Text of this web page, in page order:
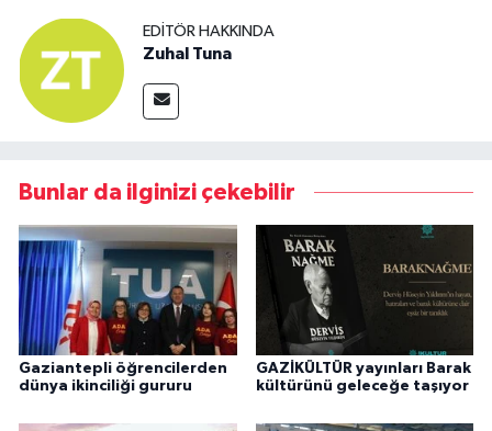
EDITÖR HAKKINDA
Zuhal Tuna
Bunlar da ilginizi çekebilir
Gaziantepli öğrencilerden
dünya ikinciliği gururu
GAZİKÜLTÜR yayınları Barak
kültürünü geleceğe taşıyor